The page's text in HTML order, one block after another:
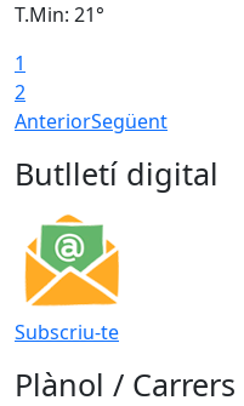
T.Min: 21°
1
2
AnteriorSegüent
Butlletí digital
Subscriu-te
Plànol / Carrers